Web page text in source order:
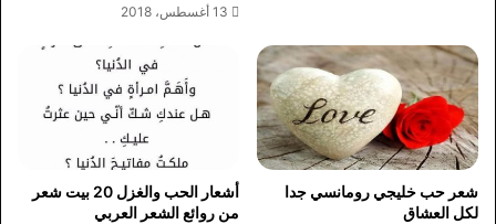
13 أغسطس، 2018
شعر حب خليجي رومانسي جدا
لكل العشاق
أشعار الحب والغزل 20 بيت شعر
من روائع الشعر العربي